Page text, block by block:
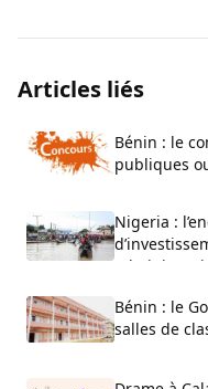
Articles liés
Bénin : le
publiques
Nigeria :
Bénin : le
salles de